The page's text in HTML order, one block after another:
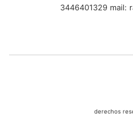
3446401329 mail:
derechos